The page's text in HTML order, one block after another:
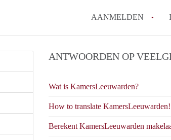
AANMELDEN
ANTWOORDEN OP
Wat is KamersLeeuwarden?
How to translate KamersLeeuwarden!
Berekent KamersLeeuwarden